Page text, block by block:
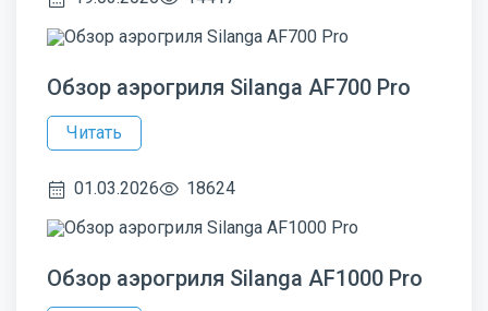
Обзор аэрогриля Silanga AF700 Pro
Читать
01.03.2026 18624
Обзор аэрогриля Silanga AF1000 Pro